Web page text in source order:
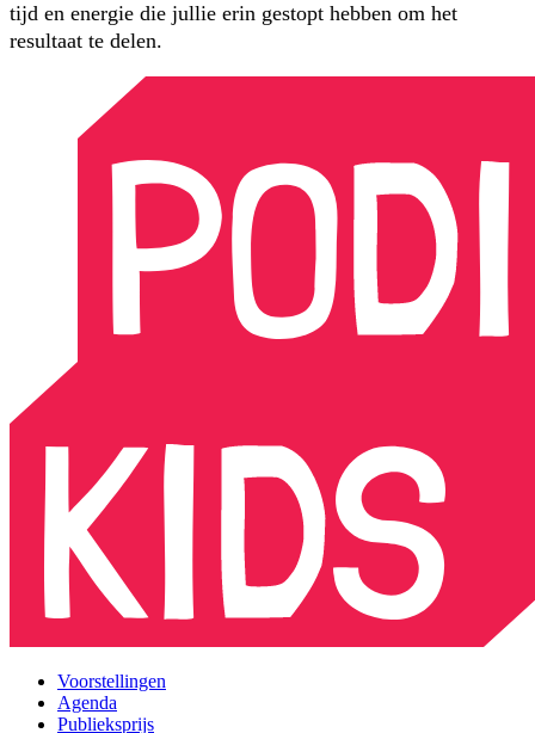
tijd en energie die jullie erin gestopt hebben om het
resultaat te delen.
Voorstellingen
Agenda
Publieksprijs